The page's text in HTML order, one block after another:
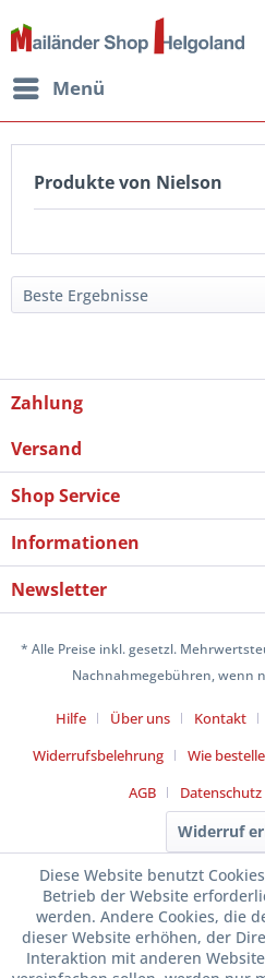
Menü
Produkte von Nielson
Zahlung
Versand
Shop Service
Informationen
Newsletter
* Alle Preise inkl. gesetzl.
Nachnahmegebühren, wenn
Hilfe Über uns Kontakt
Widerrufsbelehrung
Wie
AGB
Datenschutz
Widerruf
Diese Website benutzt
Betrieb der Website
werden. Andere Cookies, die
dieser Website erhöhen, der
Interaktion mit anderen